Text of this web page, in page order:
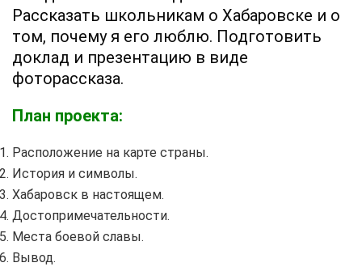
Рассказать школьникам о Хабаровске и о
том, почему я его люблю. Подготовить
доклад и презентацию в виде
фоторассказа.
План проекта:
Расположение на карте страны.
История и символы.
Хабаровск в настоящем.
Достопримечательности.
Места боевой славы.
Вывод.